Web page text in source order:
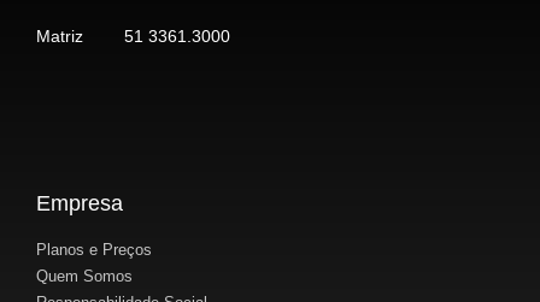
Matriz 51 3361.3000
Empresa
Planos e Preços
Quem Somos